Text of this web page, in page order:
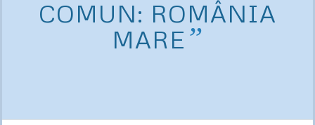
COMUN: ROMÂNIA
MARE ”